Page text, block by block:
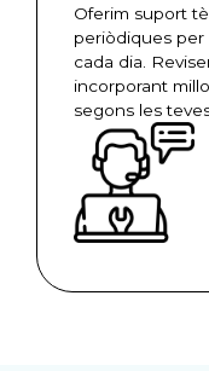
Oferim suport
periòdiques
cada dia.
incorporant
segons les